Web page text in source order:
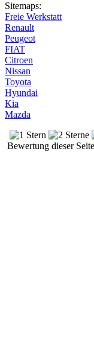
Sitemaps:
Freie Werkstatt
Renault
Peugeot
FIAT
Citroen
Nissan
Toyota
Hyundai
Kia
Mazda
Bewertung dieser